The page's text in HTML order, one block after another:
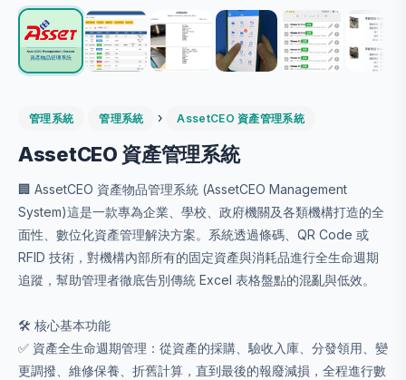
管理系統 管理系統 › AssetCEO 資產管理系統
AssetCEO 資產管理系統
🏢 AssetCEO 資產物品管理系統 (AssetCEO Management
System)這是一款專為企業、學校、政府機關及各類機構打造的全
面性、數位化資產管理解決方案。系統透過條碼、QR Code 或
RFID 技術，對機構內部所有的固定資產與消耗品進行全生命週期
追蹤，幫助管理者徹底告別傳統 Excel 表格盤點的混亂與低效。
🛠️ 核心基本功能
✅ 資產全生命週期管理：從資產的採購、驗收入庫、分發領用、變
更調撥、維修保養、折舊計算，直到最後的報廢減損，全程進行數